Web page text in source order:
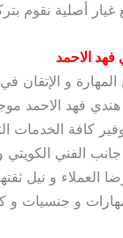
غيار أصلية نقوم
الاحمد
و الإتقان
فهد الاحمد
كافة الخدمات
جانب الفني الكويتي
العملاء و نيل
و جنسيات و